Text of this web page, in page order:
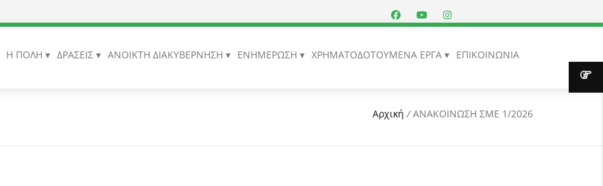
Η ΠΟΛΗ ΔΡΑΣΕΙΣ ΑΝΟΙΚΤΗ ΔΙΑΚΥΒΕΡΝΗΣΗ ΕΝΗΜΕΡΩΣΗ ΧΡΗΜΑΤΟΔΟΤΟΥΜΕΝΑ ΕΡΓΑ ΕΠΙΚΟΙΝΩΝΙΑ
Αρχική /ΑΝΑΚΟΙΝΩΣΗ ΣΜΕ 1/2026